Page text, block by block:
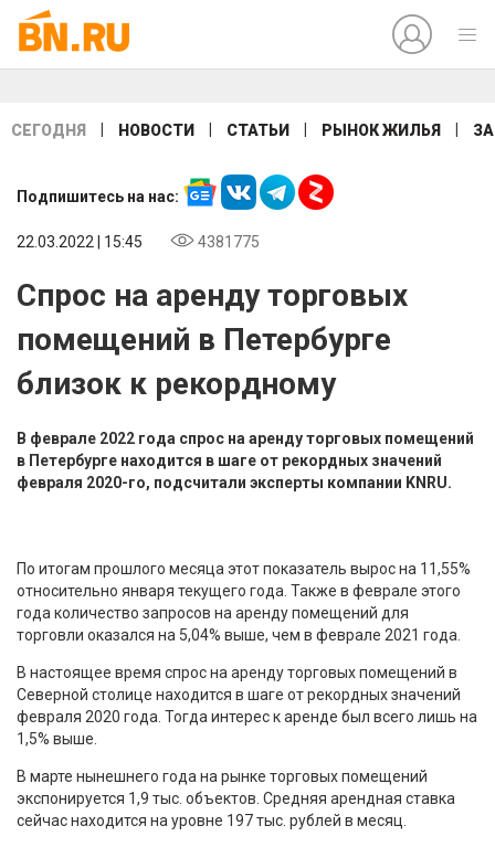
СЕГОДНЯ НОВОСТИ СТАТЬИ РЫНОК ЖИЛЬЯ
Подпишитесь на нас:
22.03.2022 | 15:45 4381775
Спрос на аренду торговых
помещений в Петербурге
близок к рекордному
В феврале 2022 года спрос на аренду торговых помещений
в Петербурге находится в шаге от рекордных значений
февраля 2020-го, подсчитали эксперты компании KNRU.
По итогам прошлого месяца этот показатель вырос на 11,55%
относительно января текущего года. Также в феврале этого
года количество запросов на аренду помещений для
торговли оказался на 5,04% выше, чем в феврале 2021 года.
В настоящее время спрос на аренду торговых помещений в
Северной столице находится в шаге от рекордных значений
февраля 2020 года. Тогда интерес к аренде был всего лишь на
1,5% выше.
В марте нынешнего года на рынке торговых помещений
экспонируется 1,9 тыс. объектов. Средняя арендная ставка
сейчас находится на уровне 197 тыс. рублей в месяц.